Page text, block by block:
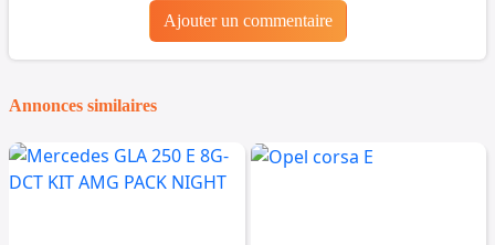
Ajouter un commentaire
Annonces similaires